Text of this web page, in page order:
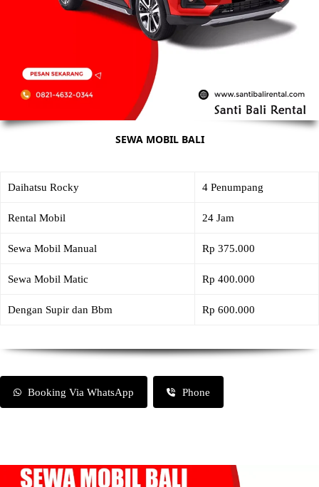
SEWA MOBIL BALI
Daihatsu Rocky 4 Penumpang
Rental Mobil 24 Jam
Sewa Mobil Manual Rp 375.000
Sewa Mobil Matic Rp 400.000
Dengan Supir dan Bbm Rp 600.000
Booking Via WhatsApp Phone